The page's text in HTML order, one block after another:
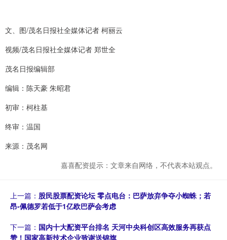
文、图/茂名日报社全媒体记者 柯丽云
视频/茂名日报社全媒体记者 郑世全
茂名日报编辑部
编辑：陈天豪 朱昭君
初审：柯柱基
终审：温国
来源：茂名网
嘉喜配资提示：文章来自网络，不代表本站观点。
上一篇： 股民股票配资论坛 零点电台：巴萨放弃争夺小蜘蛛；若
昂-佩德罗若低于1亿欧巴萨会考虑
下一篇： 国内十大配资平台排名 天河中央科创区高效服务再获点
赞！国家高新技术企业致谢送锦旗